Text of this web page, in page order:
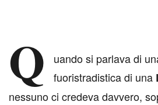
Q
uando si parlava di
fuoristradistica di una
nessuno ci credeva davvero,